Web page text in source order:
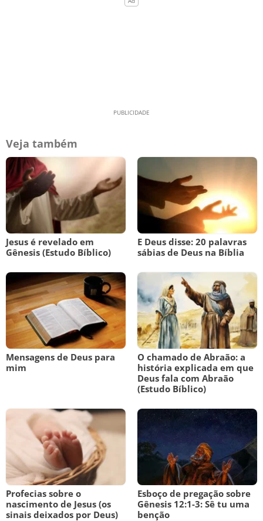
Veja também
Jesus é revelado em
Gênesis (Estudo Bíblico)
E Deus disse: 20 palavras
sábias de Deus na Bíblia
Mensagens de Deus para
mim
O chamado de Abraão: a
história explicada em que
Deus fala com Abraão
(Estudo Bíblico)
Profecias sobre o
nascimento de Jesus (os
sinais deixados por Deus)
Esboço de pregação sobre
Gênesis 12:1-3: Sê tu uma
benção